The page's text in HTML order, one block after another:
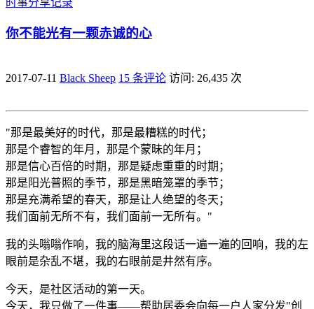
你不能光有一颗赤诚的心
2017-07-11 Black Sheep 15 条评论 访问: 26,435 次
"那是最美好的时代，那是最糟糕的时代；
那是个睿智的年月，那是个蒙昧的年月；
那是信心百倍的时期，那是疑虑重重的时期；
那是阳光普照的季节，那是黑暗笼罩的季节；
那是充满希望的春天，那是让人绝望的冬天；
我们面前无所不有，我们面前一无所有。"
我的头嗡嗡作响，我的脑海里这段话一遍一遍的回响，我的左
眼前是杂乱不堪，我的右眼前是井然有序。
今天，是社区活动的第一天。
今天，我只做了一件事——帮助居委会向每一户人家分发"创